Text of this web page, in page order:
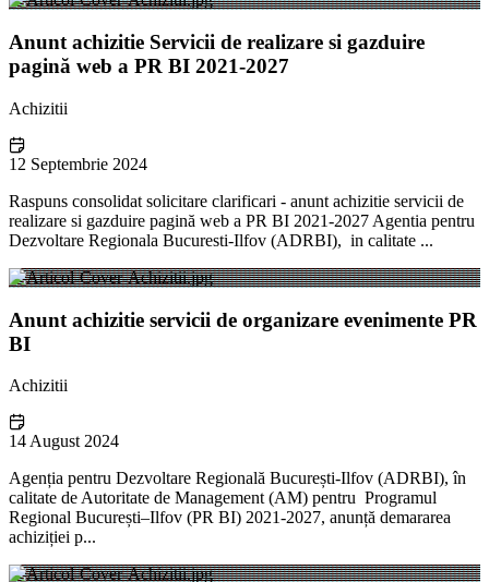
Anunt achizitie Servicii de realizare si gazduire
pagină web a PR BI 2021-2027
Achizitii
12 Septembrie 2024
Raspuns consolidat solicitare clarificari - anunt achizitie servicii de
realizare si gazduire pagină web a PR BI 2021-2027 Agentia pentru
Dezvoltare Regionala Bucuresti-Ilfov (ADRBI), in calitate ...
Anunt achizitie servicii de organizare evenimente PR
BI
Achizitii
14 August 2024
Agenția pentru Dezvoltare Regională București-Ilfov (ADRBI), în
calitate de Autoritate de Management (AM) pentru Programul
Regional București–Ilfov (PR BI) 2021-2027, anunță demararea
achiziției p...